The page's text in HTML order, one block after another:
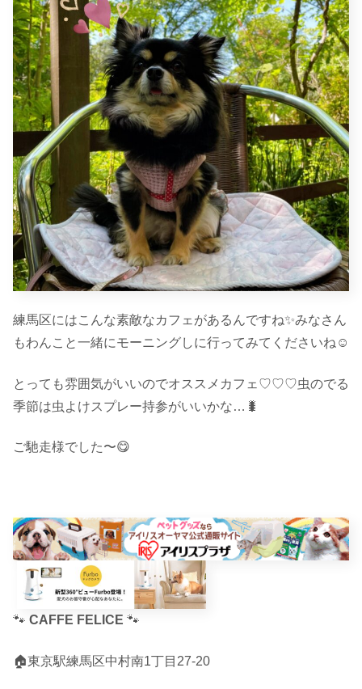
練馬区にはこんな素敵なカフェがあるんですね✨みなさん
もわんこと一緒にモーニングしに行ってみてくださいね☺︎
とっても雰囲気がいいのでオススメカフェ♡♡♡虫のでる
季節は虫よけスプレー持参がいいかな…🐛
ご馳走様でした〜😋
🐾 CAFFE FELICE 🐾
🏠東京駅練馬区中村南1丁目27-20